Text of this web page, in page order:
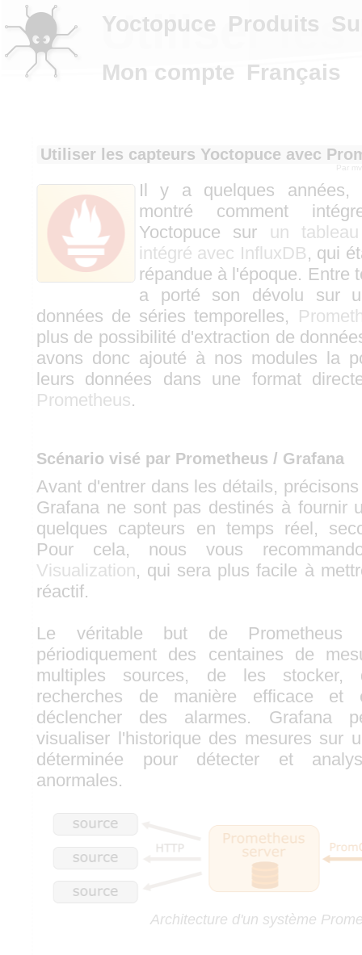
Utiliser les
Utiliser les capteurs Yoctopuce avec
Par
Il y a quelques années,
montré comment
Yoctopuce sur un
intégré avec InfluxDB, qui
répandue à l'époque. Entre
a porté son dévolu sur
données de séries temporelles,
plus de possibilité d'extraction de
avons donc ajouté à nos modules la
leurs données dans une format
Prometheus.
Scénario visé par Prometheus / Grafana
Avant d'entrer dans les détails,
Grafana ne sont pas destinés à fournir
quelques capteurs en temps réel,
Pour cela, nous vous
Visualization, qui sera plus facile à
réactif.
Le véritable but de Prometheus
périodiquement des centaines de
multiples sources, de les stocker,
recherches de manière efficace et
déclencher des alarmes. Grafana
visualiser l'historique des mesures sur
déterminée pour détecter et
anormales.
Architecture d'un système
Yoctopuce Produits
Mon compte Français